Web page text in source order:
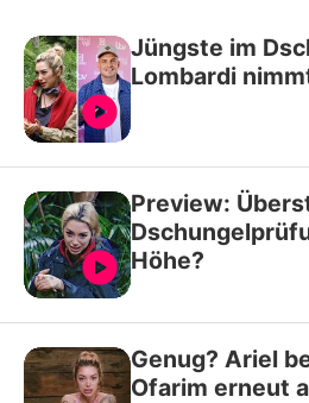
Jüngste im
Lombardi
Preview:
Höhe?
Genug? Ariel
Ofarim erneut